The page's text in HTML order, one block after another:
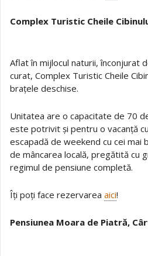
Complex Turistic Cheile
Aflat în mijlocul naturii, înconjurat
curat, Complex Turistic Cheile
brațele deschise.
Unitatea are o capacitate de 70
este potrivit și pentru o vacanță
escapadă de weekend cu cei mai
de mâncarea locală, pregătită cu
regimul de pensiune completă.
Îți poți face rezervarea aici!
Pensiunea Moara de Piatră,